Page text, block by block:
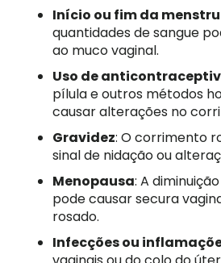
Início ou fim da
quantidades de sangue
ao muco vaginal.
Uso de
pílula e outros métodos
causar alterações no
Gravidez: O corrimento
sinal de nidação ou
Menopausa: A
pode causar secura
rosado.
Infecções ou